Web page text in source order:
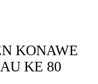
KONAWE
KE 80